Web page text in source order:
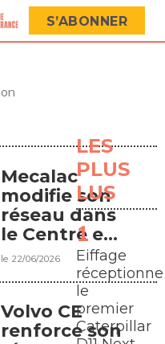
S’ABONNER
Mecalac
modifie son
réseau dans
le Centre et
l'Ouest
le 22/06/2026
Volvo CE
renforce son
LES
PLUS
LUS
Eiffage
réceptionne
le
premier
Caterpillar